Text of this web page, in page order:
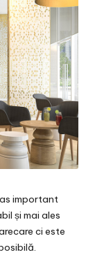
important
și mai ales
ci este